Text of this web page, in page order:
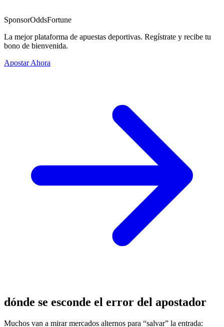
SponsorOddsFortune
La mejor plataforma de apuestas deportivas. Regístrate y recibe tu
bono de bienvenida.
Apostar Ahora
dónde se esconde el error del apostador
Muchos van a mirar mercados alternos para “salvar” la entrada: